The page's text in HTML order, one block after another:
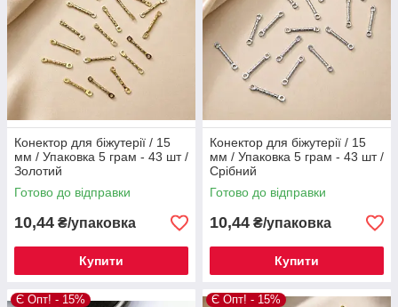
Конектор для біжутерії / 15
мм / Упаковка 5 грам - 43 шт /
Золотий
Готово до відправки
10,44 ₴/упаковка
Купити
Конектор для біжутерії / 15
мм / Упаковка 5 грам - 43 шт /
Срібний
Готово до відправки
10,44 ₴/упаковка
Купити
Є Опт! - 15% Є Опт! - 15%